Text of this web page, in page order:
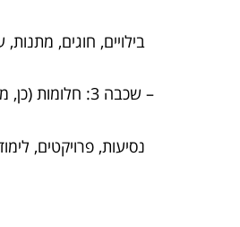
בילויים, חוגים,
– שכבה 3: חלומות (כן, ממש ככה)
נסיעות, פרויקטים,